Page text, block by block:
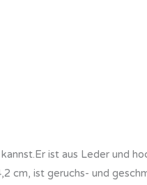
ist aus Leder und
cm, ist geruchs- und